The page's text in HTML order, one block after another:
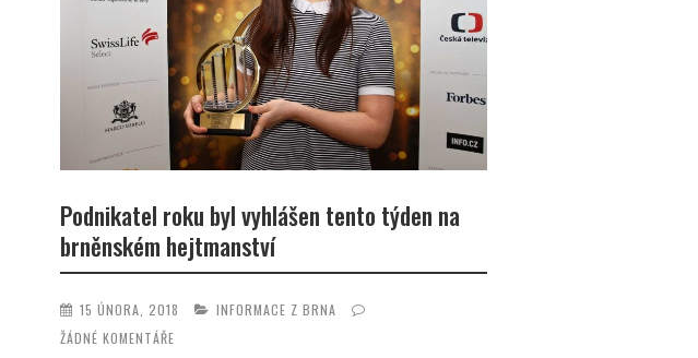
Podnikatel roku byl vyhlášen tento týden na
brněnském hejtmanství
15 ÚNORA, 2018
INFORMACE Z BRNA
ŽÁDNÉ KOMENTÁŘE